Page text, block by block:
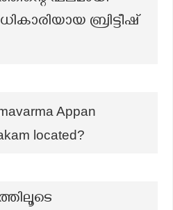
ബ്രിട്ടീഷ്
Appan
located?